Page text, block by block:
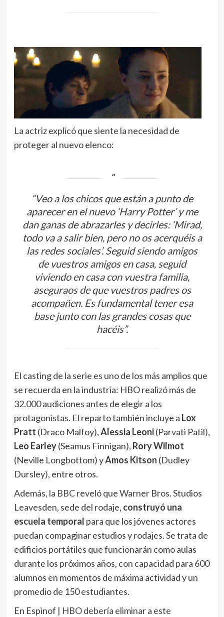
La actriz explicó que siente la necesidad de
proteger al nuevo elenco:
“Veo a los chicos que están a punto de
aparecer en el nuevo ‘Harry Potter’y me
dan ganas de abrazarles y decirles: ‘Mirad,
todo va a salir bien, pero no os acerquéis a
las redes sociales’. Seguid siendo amigos
de vuestros amigos en casa, seguid
viviendo en casa con vuestra familia,
aseguraos de que vuestros padres os
acompañen. Es fundamental tener esa
base junto con las grandes cosas que
hacéis”.
El casting de la serie es uno de los más amplios que
se recuerda en la industria: HBO realizó más de
32.000 audiciones antes de elegir a los
protagonistas. El reparto también incluye a Lox
Pratt (Draco Malfoy),Alessia Leoni(Parvati Patil),
Leo Earley(Seamus Finnigan), Rory Wilmot
(Neville Longbottom) yAmos Kitson (Dudley
Dursley), entre otros.
Además, la BBCreveló que Warner Bros. Studios
Leavesden, sede del rodaje, construyó una
escuela temporal para que los jóvenes actores
puedan compaginar estudios y rodajes. Se trata de
edificios portátiles que funcionarán como aulas
durante los próximos años, con capacidad para 600
alumnos en momentos de máxima actividad y un
promedio de 150 estudiantes.
En Espinof | HBO debería eliminar a este